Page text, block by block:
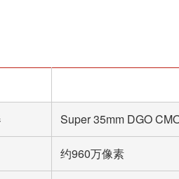
Super 35mm DGO
约960万像素